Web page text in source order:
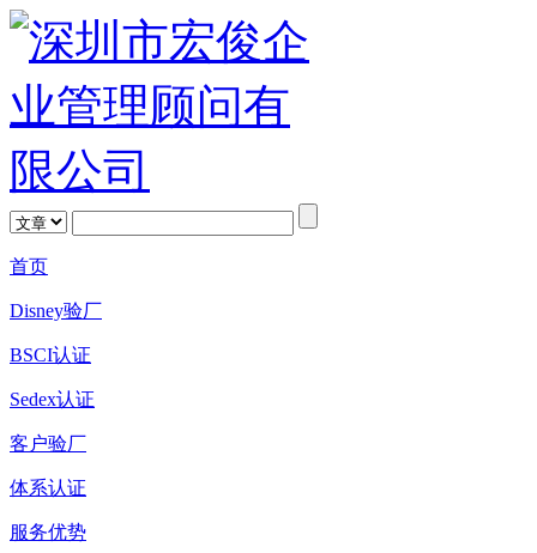
首页
Disney验厂
BSCI认证
Sedex认证
客户验厂
体系认证
服务优势